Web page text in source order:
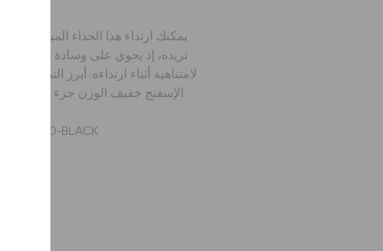
يمكنك ارتداء هذا الحذاء المبطن
تريده، إذ يحوي على وسادة قدم من
لامتناهية أثناء ارتداءه. أبرز
الإسفنج خفيف الوزن جزء علوي
060-BLACK